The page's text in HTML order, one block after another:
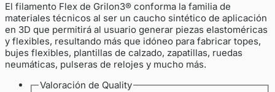
El filamento Flex de Grilon3® conforma la familia de
materiales técnicos al ser un caucho sintético de aplicación
en 3D que permitirá al usuario generar piezas elastoméricas
y flexibles, resultando más que idóneo para fabricar topes,
bujes flexibles, plantillas de calzado, zapatillas, ruedas
neumáticas, pulseras de relojes y mucho más.
Valoración de Quality